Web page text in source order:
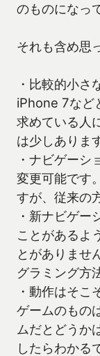
のものになっ
それも含め思
・比較的小さ
iPhone 7など
求めている人
は少しありま
・ナビゲーシ
変更可能です
すが、従来の
・新ナビゲー
ことがあるよ
とがありませ
グラミング方
・動作はそこ
ゲームのもの
ムだとどうか
したらわかる